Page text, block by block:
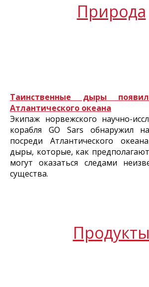
Природа
Таинственные дыры
Атлантического океана
Экипаж норвежского научно-
корабля GO Sars обнаружил
посреди Атлантического
дыры, которые, как предполагают
могут оказаться следами
существа.
Продукты